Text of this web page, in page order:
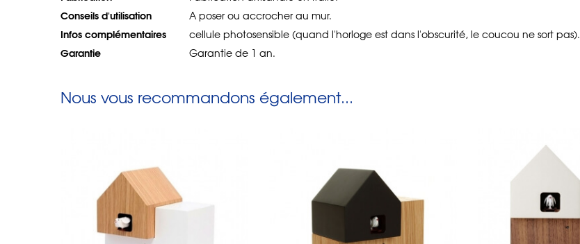
Conseils d'utilisation A poser ou accrocher au mur.
Infos complémentaires cellule photosensible (quand l'horloge est dans l'obscurité, le coucou ne sort pas).
Garantie Garantie de 1 an.
Nous vous recommandons également...